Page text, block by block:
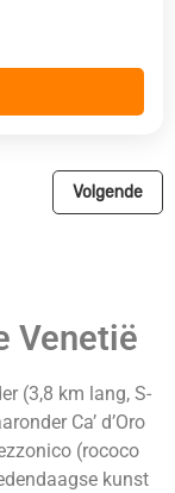
Volgende
Venetië
(3,8 km lang, S-
Ca’ d’Oro
(rococo
kunst